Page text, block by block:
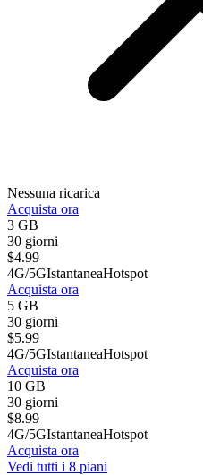
Nessuna ricarica
Acquista ora
3 GB
30 giorni
$4.99
4G/5GIstantaneaHotspot
Acquista ora
5 GB
30 giorni
$5.99
4G/5GIstantaneaHotspot
Acquista ora
10 GB
30 giorni
$8.99
4G/5GIstantaneaHotspot
Acquista ora
Vedi tutti i 8 piani